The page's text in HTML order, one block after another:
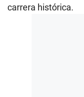
carrera histórica.